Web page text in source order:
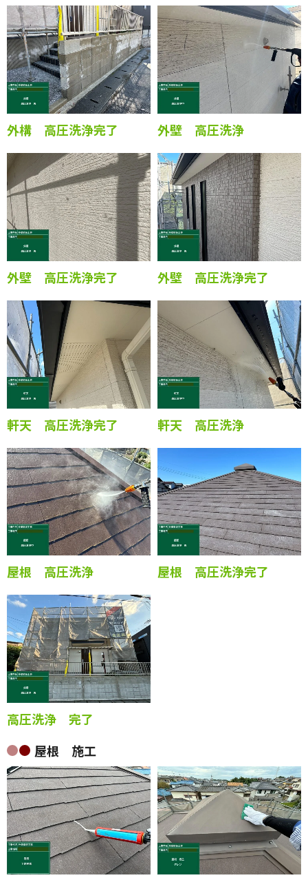
外構 高圧洗浄完了 外壁 高圧洗浄
外壁 高圧洗浄完了 外壁 高圧洗浄完了
軒天 高圧洗浄完了 軒天 高圧洗浄
屋根 高圧洗浄 屋根 高圧洗浄完了
高圧洗浄 完了
屋根 施工